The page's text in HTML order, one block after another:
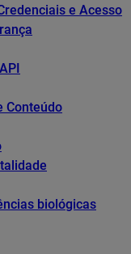
e Acesso
Conteúdo
biológicas